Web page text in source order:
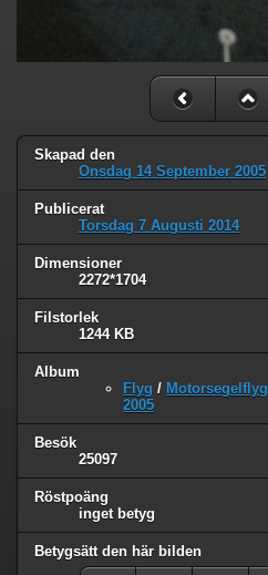
Skapad den
Onsdag 14 September 2005
Publicerat
Torsdag 7 Augusti 2014
Dimensioner
2272*1704
Filstorlek
1244 KB
Album
Flyg / Motorsegelflyg
2005
Besök
25097
Röstpoäng
inget betyg
Betygsätt den här bilden